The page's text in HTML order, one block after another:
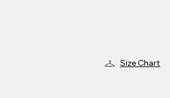
Size Chart